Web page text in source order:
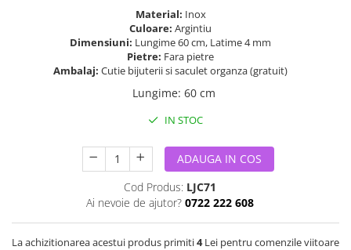
Material: Inox
Culoare: Argintiu
Dimensiuni: Lungime 60 cm, Latime 4 mm
Pietre: Fara pietre
Ambalaj: Cutie bijuterii si saculet organza (gratuit)
Lungime: 60 cm
IN STOC
ADAUGA IN COS
Cod Produs: LJC71
Ai nevoie de ajutor? 0722 222 608
La achizitionarea acestui produs primiti4Lei pentru comenzile viitoare